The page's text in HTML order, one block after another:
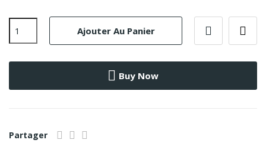
Ajouter Au Panier
Buy Now
Partager